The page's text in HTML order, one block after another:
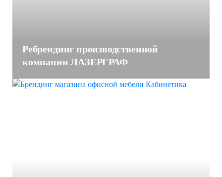
Ребрендинг производственной
компании ЛАЗЕРГРАФ